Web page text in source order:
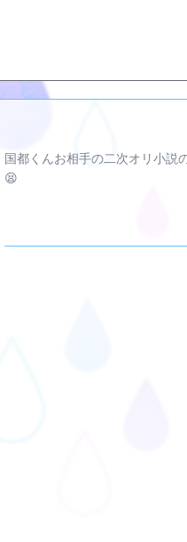
国都くんお相手の二次オリ小説
😫